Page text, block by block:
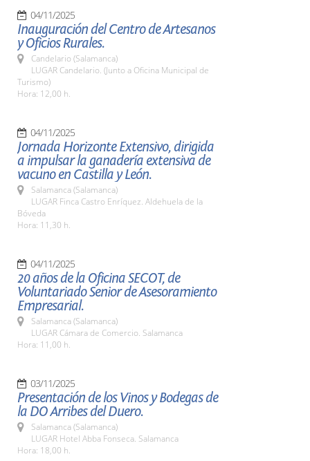
04/11/2025
Inauguración del Centro de Artesanos
y Oficios Rurales.
Candelario (Salamanca)
LUGAR Candelario. (Junto a Oficina Municipal de
Turismo)
Hora: 12,00 h.
04/11/2025
Jornada Horizonte Extensivo, dirigida
a impulsar la ganadería extensiva de
vacuno en Castilla y León.
Salamanca (Salamanca)
LUGAR Finca Castro Enríquez. Aldehuela de la
Bóveda
Hora: 11,30 h.
04/11/2025
20 años de la Oficina SECOT, de
Voluntariado Senior de Asesoramiento
Empresarial.
Salamanca (Salamanca)
LUGAR Cámara de Comercio. Salamanca
Hora: 11,00 h.
03/11/2025
Presentación de los Vinos y Bodegas de
la DO Arribes del Duero.
Salamanca (Salamanca)
LUGAR Hotel Abba Fonseca. Salamanca
Hora: 18,00 h.